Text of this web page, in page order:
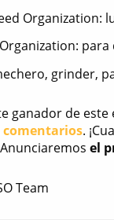
Organization:
para
grinder,
ganador de
comentarios.
el
Team